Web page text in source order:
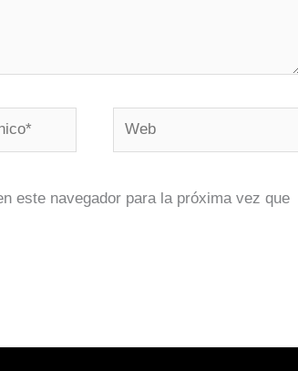
este navegador para la próxima vez que